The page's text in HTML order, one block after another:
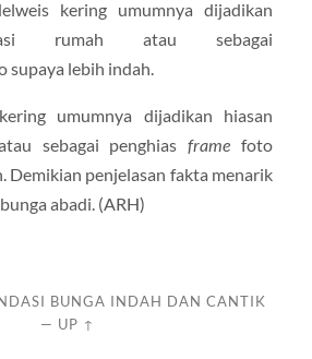
kering umumnya dijadikan
rumah atau sebagai
supaya lebih indah.
umumnya dijadikan hiasan
sebagai penghiasframefoto
Demikian penjelasan fakta menarik
abadi. (ARH)
BUNGA INDAH DAN CANTIK
— UP ↑